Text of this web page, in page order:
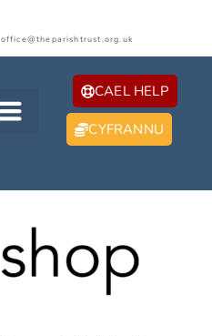
office@theparishtrust.org.uk
CAEL HELP
CYFRANNU